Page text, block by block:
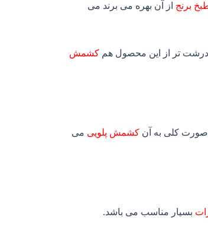
برنج از آن بهره می برند می
تر از این محصول هم کشمش
صورت کلی به آن کشمش پلویی می
بسیار مناسب می باشد.